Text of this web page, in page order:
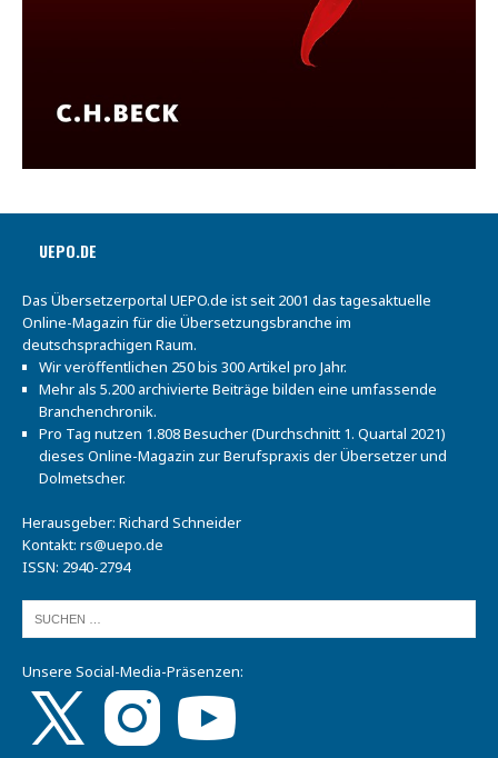
UEPO.DE
Das Übersetzerportal UEPO.de ist seit 2001 das tagesaktuelle
Online-Magazin für die Übersetzungsbranche im
deutschsprachigen Raum.
Wir veröffentlichen 250 bis 300 Artikel pro Jahr.
Mehr als 5.200 archivierte Beiträge bilden eine umfassende
Branchenchronik.
Pro Tag nutzen 1.808 Besucher (Durchschnitt 1. Quartal 2021)
dieses Online-Magazin zur Berufspraxis der Übersetzer und
Dolmetscher.
Herausgeber: Richard Schneider
Kontakt: rs@uepo.de
ISSN: 2940-2794
Unsere Social-Media-Präsenzen: